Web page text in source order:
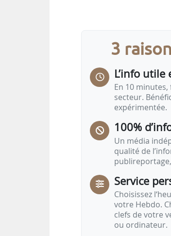
30/03/2026, le plan
3
L’info
En 10
secteur.
expérimentée.
100%
Un média
qualité de
Service
Choisissez
votre Hebdo.
clefs de votre
ou ordinateur.